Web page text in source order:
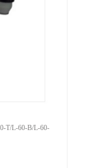
T/L-60-B/L-60-